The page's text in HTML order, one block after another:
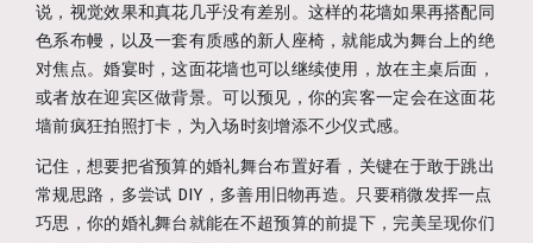
说，视觉效果和真花几乎没有差别。这样的花墙如果再搭配同
色系布幔，以及一套有质感的新人座椅，就能成为舞台上的绝
对焦点。婚宴时，这面花墙也可以继续使用，放在主桌后面，
或者放在迎宾区做背景。可以预见，你的宾客一定会在这面花
墙前疯狂拍照打卡，为入场时刻增添不少仪式感。
记住，想要把省预算的婚礼舞台布置好看，关键在于敢于跳出
常规思路，多尝试 DIY，多善用旧物再造。只要稍微发挥一点
巧思，你的婚礼舞台就能在不超预算的前提下，完美呈现你们